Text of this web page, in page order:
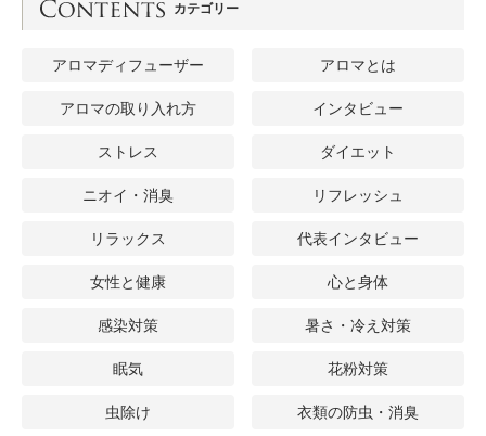
カテゴリー
アロマディフューザー アロマとは
アロマの取り入れ方 インタビュー
ストレス ダイエット
ニオイ・消臭 リフレッシュ
リラックス 代表インタビュー
女性と健康 心と身体
感染対策 暑さ・冷え対策
眠気 花粉対策
虫除け 衣類の防虫・消臭